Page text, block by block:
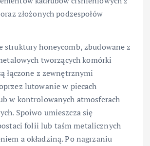
złożonych podzespołów
struktury honeycomb, zbudowane z
tworzących komórki
łączone z zewnętrznymi
lutowanie w piecach
w kontrolowanych atmosferach
Spoiwo umieszcza się
folii lub taśm metalicznych
a okładziną. Po nagrzaniu